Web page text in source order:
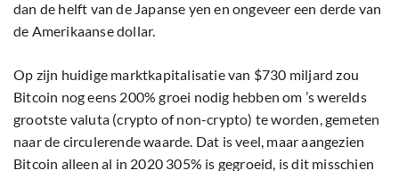
dan de helft van de Japanse yen en ongeveer een derde van
de Amerikaanse dollar.
Op zijn huidige marktkapitalisatie van $730 miljard zou
Bitcoin nog eens 200% groei nodig hebben om ’s werelds
grootste valuta (crypto of non-crypto) te worden, gemeten
naar de circulerende waarde. Dat is veel, maar aangezien
Bitcoin alleen al in 2020 305% is gegroeid, is dit misschien